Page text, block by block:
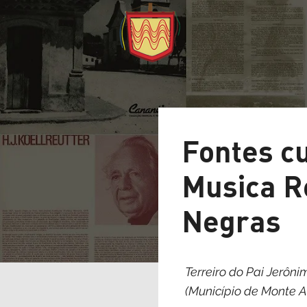
Negras
Terreiro do Pai